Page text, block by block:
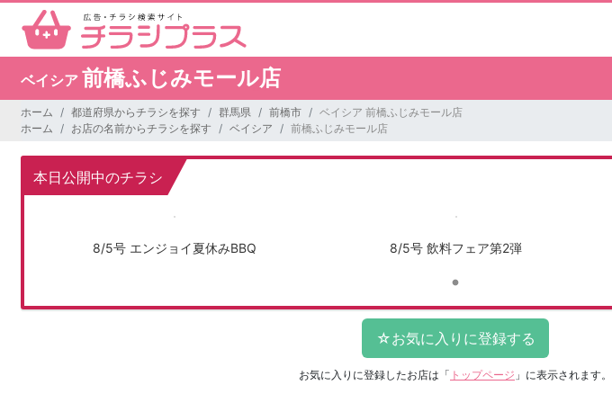
ベイシア 前橋ふじみモール店
ホーム 都道府県からチラシを探す 群馬県 前橋市
ベイシア 前橋ふじみモール店
ホーム
お店の名前からチラシを探す ベイシア 前橋ふじみモール店
本日公開中のチラシ
8/5号 エンジョイ夏休みBBQ 8/5号 飲料フェア第2弾
お気に入りに登録したお店は 「 トップページ 」に表示されます。